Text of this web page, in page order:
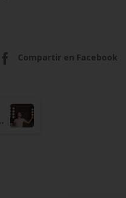
Compartir en Facebook
en Ingresos